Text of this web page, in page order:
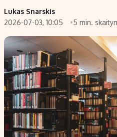
Lukas Snarskis
2026-07-03, 10:05
5 min.